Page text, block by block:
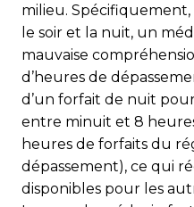
milieu.
le soir et la nuit, un
mauvaise
d’heures de
d’un forfait de nuit
entre minuit et 8
heures de forfaits du
dépassement), ce qui
disponibles pour les